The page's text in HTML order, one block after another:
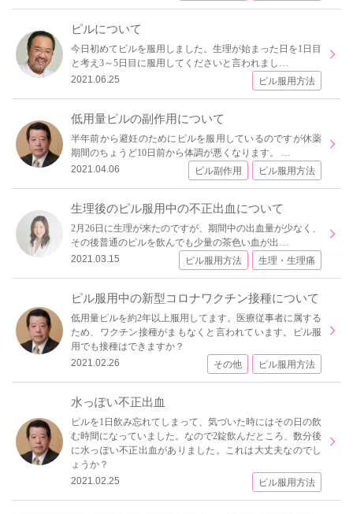
ピルについて
今日初めてピルを服用しました。生理が始まった日を1日目
と考え3～5日目に服用してくださいと言われまし…
2021.06.25
ピル服用方法
低用量ピルの副作用について
半年前から避妊のためにピルを服用しているのですが休薬
期間のちょうど10日前から体調が悪くなります。 …
2021.04.06
ピル副作用 ピル服用方法
生理後のピル服用中の不正出血について
2月26日に生理が来たのですが、期間中の出血量が少なく、
その後普通のピルを飲んでも少量の茶色い血が出…
2021.03.15
ピル服用方法 生理・生理痛
ピル服用中の新型コロナワクチン接種について
低用量ピルを約2年以上服用してます。医療従事者に属する
ため、ワクチン接種がまもなくと言われています。ピル服
用でも接種はできますか？
2021.02.26
その他 ピル服用方法
水っぽい不正出血
ピルを1日飲み忘れてしまって、気づいた時にはその日の飲
む時間になっていました。なので2錠飲んだところ、数分後
に水っぽい不正出血がありました。これは大丈夫なのでし
ょうか？
2021.02.25
ピル服用方法